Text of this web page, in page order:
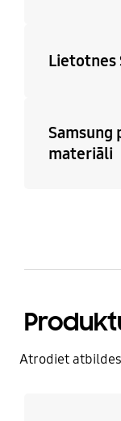
Lietotnes
Samsung
materiāli
Atrodiet